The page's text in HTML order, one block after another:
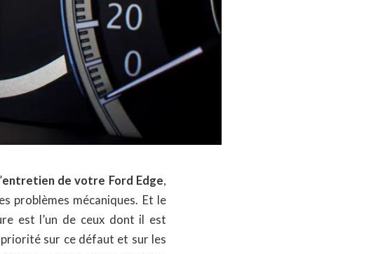
entretien de votre Ford Edge,
problèmes mécaniques. Et le
est l’un de ceux dont il est
sur ce défaut et sur les